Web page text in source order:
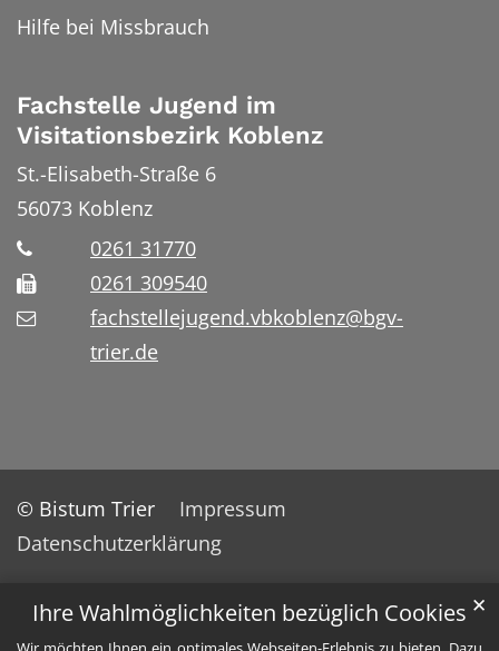
Ihre Wahlmöglichkeiten bezüglich Cookies ✕
Hilfe bei Missbrauch
Fachstelle Jugend im
Visitationsbezirk Koblenz
St.-Elisabeth-Straße 6
56073 Koblenz
0261 31770
0261 309540
fachstellejugend.vbkoblenz@bgv-
trier.de
© Bistum Trier
Impressum
Datenschutzerklärung